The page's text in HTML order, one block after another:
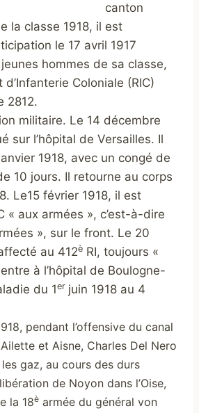
canton
la classe 1918, il est
le 17 avril 1917
hommes de sa classe,
d’Infanterie Coloniale (RIC)
2812.
militaire. Le 14 décembre
sur l’hôpital de Versailles. Il
1918, avec un congé de
10 jours. Il retourne au corps
Le15 février 1918, il est
« aux armées », c’est-à-dire
», sur le front. Le 20
au 412è RI, toujours «
à l’hôpital de Boulogne-
du 1er juin 1918 au 4
pendant l’offensive du canal
et Aisne, Charles Del Nero
gaz, au cours des durs
de Noyon dans l’Oise,
la 18è armée du général von